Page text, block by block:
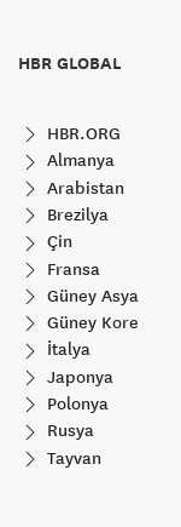
HBR GLOBAL
HBR.ORG
Almanya
Arabistan
Brezilya
Çin
Fransa
Güney Asya
Güney Kore
İtalya
Japonya
Polonya
Rusya
Tayvan